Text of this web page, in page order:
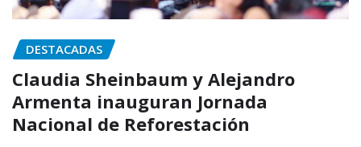
DESTACADAS
Claudia Sheinbaum y Alejandro
Armenta inauguran Jornada
Nacional de Reforestación